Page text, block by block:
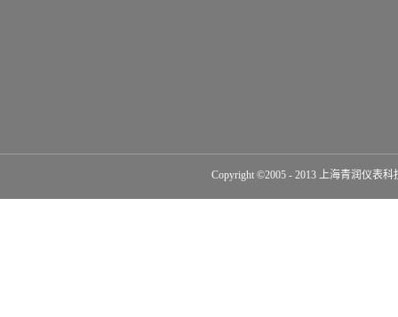
Copyright ©2005 - 2013 上海青润仪表科